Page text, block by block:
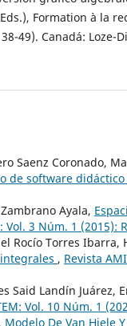
Formation à la
49). Canadá: Loze-
Saenz Coronado,
de software didáctico
Ayala,
3 Núm. 1 (2015):
Rocío Torres Ibarra,
, Revista
Said Landín Juárez,
Vol. 10 Núm. 1
Modelo De Van Hiele